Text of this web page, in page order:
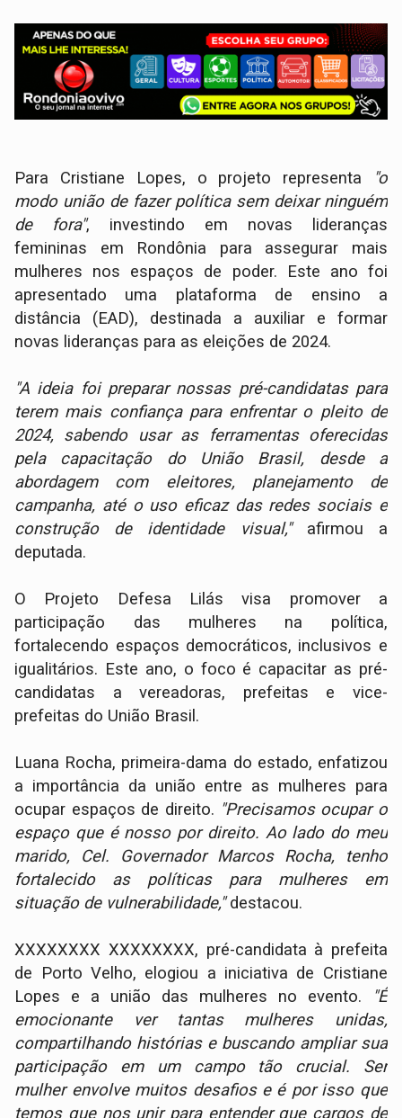
Para Cristiane Lopes, o projeto representa
"o
modo união de fazer política sem deixar ninguém
de fora", investindo em novas lideranças
femininas em Rondônia para assegurar mais
mulheres nos espaços de poder. Este ano foi
apresentado uma plataforma de ensino a
distância (EAD), destinada a auxiliar e formar
novas lideranças para as eleições de 2024.
"A ideia foi preparar nossas pré-candidatas para
terem mais confiança para enfrentar o pleito de
2024, sabendo usar as ferramentas oferecidas
pela capacitação do União Brasil, desde a
abordagem com eleitores, planejamento de
campanha, até o uso eficaz das redes sociais e
construção de identidade visual," afirmou a
deputada.
O Projeto Defesa Lilás visa promover a
participação das mulheres na política,
fortalecendo espaços democráticos, inclusivos e
igualitários. Este ano, o foco é capacitar as pré-
candidatas a vereadoras, prefeitas e vice-
prefeitas do União Brasil.
Luana Rocha, primeira-dama do estado, enfatizou
a importância da união entre as mulheres para
ocupar espaços de direito. "Precisamos ocupar o
espaço que é nosso por direito. Ao lado do meu
marido, Cel. Governador Marcos Rocha, tenho
fortalecido as políticas para mulheres em
situação de vulnerabilidade,"destacou.
XXXXXXXX XXXXXXXX, pré-candidata à prefeita
de Porto Velho, elogiou a iniciativa de Cristiane
Lopes e a união das mulheres no evento.
"É
emocionante ver tantas mulheres unidas,
compartilhando histórias e buscando ampliar sua
participação em um campo tão crucial. Ser
mulher envolve muitos desafios e é por isso que
temos que nos unir para entender que cargos de